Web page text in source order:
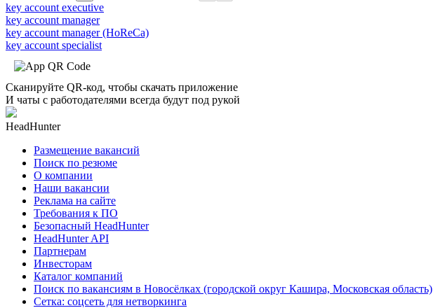
key account executive
key account manager
key account manager (HoReCa)
key account specialist
Сканируйте QR-код, чтобы скачать приложение
И чаты с работодателями всегда будут под рукой
HeadHunter
Размещение вакансий
Поиск по резюме
О компании
Наши вакансии
Реклама на сайте
Требования к ПО
Безопасный HeadHunter
HeadHunter API
Партнерам
Инвесторам
Каталог компаний
Поиск по вакансиям в Новосёлках (городской округ Кашира, Московская область)
Сетка: соцсеть для нетворкинга